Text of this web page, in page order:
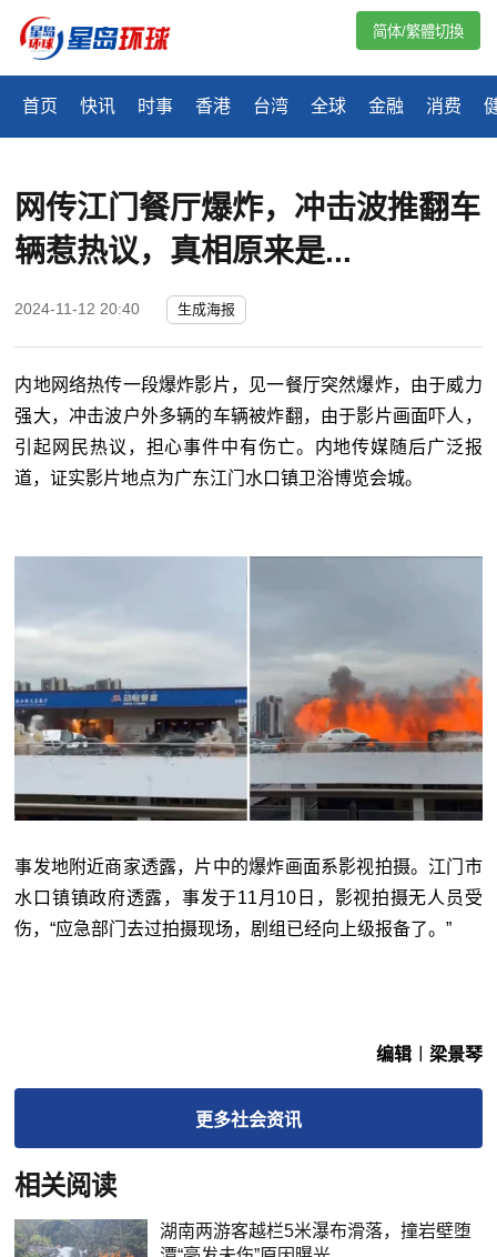
首页 快讯 时事 香港 台湾 全球 金融 消费
简体/繁體切換
网传江门餐厅爆炸，冲击波推翻车
辆惹热议，真相原来是...
2024-11-12 20:40 生成海报
内地网络热传一段爆炸影片，见一餐厅突然爆炸，由于威力
强大，冲击波户外多辆的车辆被炸翻， 由于影片画面吓人，
引起网民热议，担心事件中有伤亡。内地传媒随后广泛报
道，证实影片地点为广东江门水口镇卫浴博览会城。
事发地附近商家透露，片中的爆炸画面系影视拍摄。江门市
水口镇镇政府透露，事发于11月10日，影视拍摄无人员受
伤，“应急部门去过拍摄现场，剧组已经向上级报备了。”
编辑︱梁景琴
更多社会资讯
相关阅读
湖南两游客越栏5米瀑布滑落，撞岩壁堕